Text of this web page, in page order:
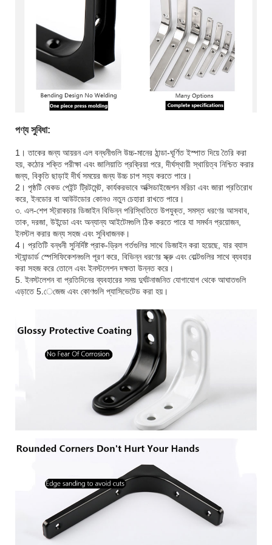
পণ্য সুবিধা:
1। তাকের জন্য আয়রন এল বন্ধনীগুলি উচ্চ-মানের ঠান্ডা-ঘূর্ণিত ইস্পাত দিয়ে তৈরি করা
হয়, কঠোর শক্তি পরীক্ষা এবং জালিয়াতি প্রক্রিয়া পরে, দীর্ঘস্থায়ী স্থায়িত্ব নিশ্চিত করার
জন্য, বিকৃতি ছাড়াই দীর্ঘ সময়ের জন্য উচ্চ চাপ সহ্য করতে পারে।
2। পৃষ্ঠটি বেকড পেইন্ট ট্রিটমেন্ট, কার্যকরভাবে অক্সিডাইজেশন মরিচা এবং জারা প্রতিরোধ
করে, ইনডোর বা আউটডোর কোনও নতুন চেহারা রাখতে পারে।
৩. এল-শেপ স্ট্রাকচার ডিজাইন বিভিন্ন পরিস্থিতিতে উপযুক্ত, সমস্ত ধরণের আসবাব,
তাক, দরজা, উইন্ডো এবং অন্যান্য আইটেমগুলি ঠিক করতে পারে যা সমর্থন প্রয়োজন,
ইনস্টল করার জন্য সহজ এবং সুবিধাজনক।
4। প্রতিটি বন্ধনী সুনির্দিষ্ট প্রাক-ড্রিল গর্তগুলির সাথে ডিজাইন করা হয়েছে, যার ব্যাস
স্ট্যান্ডার্ড স্পেসিফিকেশনগুলি পূরণ করে, বিভিন্ন ধরণের স্ক্রু এবং বোল্টগুলির সাথে ব্যবহার
করা সহজ করে তোলে এবং ইনস্টলেশন দক্ষতা উন্নত করে।
5. ইনস্টলেশন বা প্রতিদিনের ব্যবহারের সময় দুর্ঘটনাজনিত যোগাযোগ থেকে আঘাতগুলি
এড়াতে 5.েজেজ এবং কোণগুলি প্যাসিভেটেড করা হয়।